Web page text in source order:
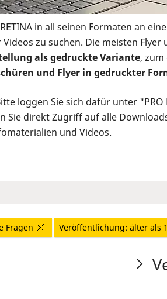
in all seinen Formaten an
zu suchen. Die meisten
als gedruckte Variante,
und Flyer in gedruckter
loggen Sie sich dafür unter "PRO
Sie direkt Zugriff auf alle
und Videos.
Fragen Veröffentlichung: älter als